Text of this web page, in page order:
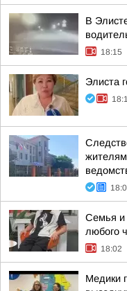
В
18:15
Элиста
жителям
Семья и
любого
18:02
Медики